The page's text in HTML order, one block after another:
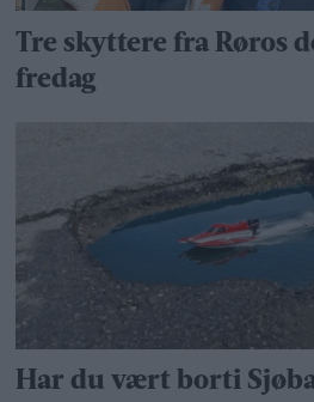
Tre skyttere fra Røros
fredag
Har du vært borti